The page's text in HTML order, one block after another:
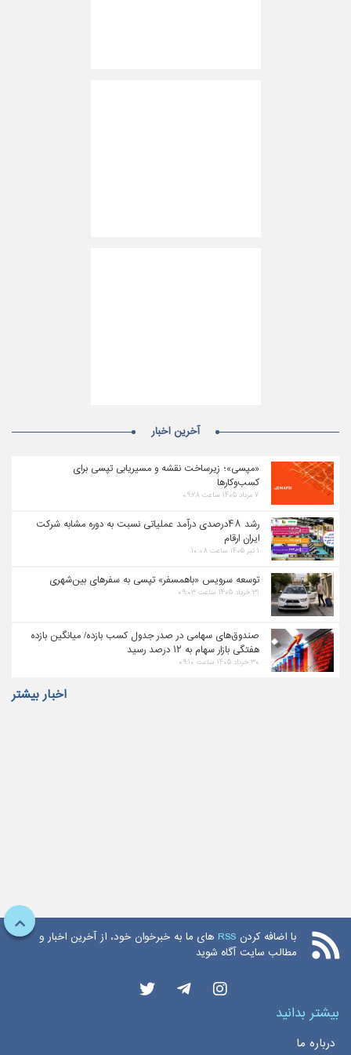
آخرین اخبار
«مپسی»؛ زیرساخت نقشه و مسیریابی تپسی برای
کسب‌وکارها
۷ مرداد ۱۴۰۵ ساعت ۰۹:۲۸
رشد ۴۸درصدی درآمد عملیاتی نسبت به دوره مشابه شرکت
ایران ارقام
۱ تیر ۱۴۰۵ ساعت ۱۰:۰۸
توسعه سرویس «باهمسفر» تپسی به سفرهای بین‌شهری
۳۱ خرداد ۱۴۰۵ ساعت ۰۹:۰۳
صندوق‌های سهامی در صدر جدول کسب بازده/ میانگین بازده
هفتگی بازار سهام به ۱۲ درصد رسید
۳۰ خرداد ۱۴۰۵ ساعت ۰۹:۱۰
اخبار بیشتر
با اضافه کردن RSS های ما به خبرخوان خود، از آخرین اخبار و
مطالب سایت آگاه شوید
بیشتر بدانید
درباره ما